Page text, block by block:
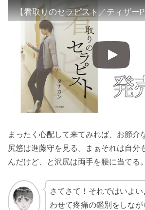
【看取りのセラピスト／ティザー
まったく心配して来てみれば、お節介
尻悠は進藤守を見る。まぁそれは自分
んだけど、と沢尻は両手を腰に当てる。
さてさて！それではいよ
わせて疼痛の鑑別をしな